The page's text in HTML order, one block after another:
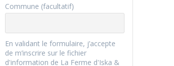
Commune (facultatif)
En validant le formulaire, j’accepte
de m’inscrire sur le fichier
d'information de La Ferme d'Iska &